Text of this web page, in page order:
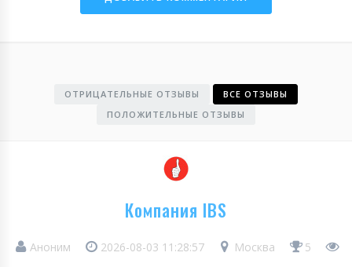
ОТРИЦАТЕЛЬНЫЕ ОТЗЫВЫ
ВСЕ ОТЗЫВЫ
ПОЛОЖИТЕЛЬНЫЕ ОТЗЫВЫ
Компания IBS
Аноним 2026-08-03 11:28:57 Москва
5